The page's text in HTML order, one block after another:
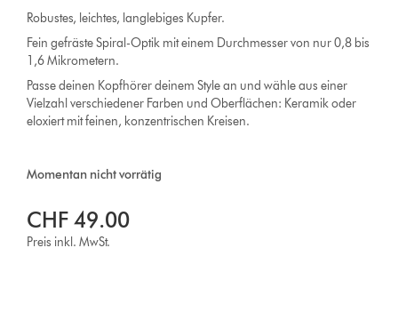
Robustes, leichtes, langlebiges Kupfer.
Fein gefräste Spiral-Optik mit einem Durchmesser von nur 0,8 bis
1,6 Mikrometern.
Passe deinen Kopfhörer deinem Style an und wähle aus einer
Vielzahl verschiedener Farben und Oberflächen: Keramik oder
eloxiert mit feinen, konzentrischen Kreisen.
Momentan nicht vorrätig
CHF 49.00
Preis inkl. MwSt.